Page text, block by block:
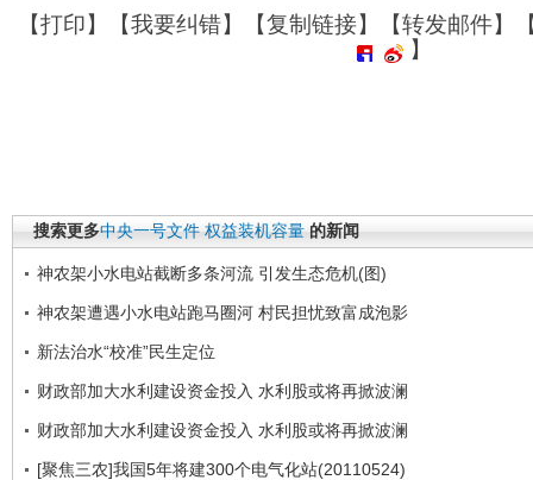
【打印】【我要纠错】【复制链接】【转发邮件】
】
搜索更多中央一号文件 权益装机容量 的新闻
神农架小水电站截断多条河流 引发生态危机(图)
神农架遭遇小水电站跑马圈河 村民担忧致富成泡影
新法治水“校准”民生定位
财政部加大水利建设资金投入 水利股或将再掀波澜
财政部加大水利建设资金投入 水利股或将再掀波澜
[聚焦三农]我国5年将建300个电气化站(20110524)